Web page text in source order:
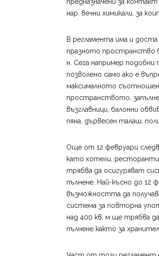
предназначени за
нар. вечни химикали, за
В регламента има и
празното пространство
н. Сега например
позволено само ако е
максималното
пространството,
възглавници, балонни
пяна, дървесен талаш,
Още от 12 февруари
като хотели, ресторанти
трябва да осигуряват
пълнене. Най-късно до
възможността да
система за повторна
над 400 кв. м ще трябва
пълнене както за